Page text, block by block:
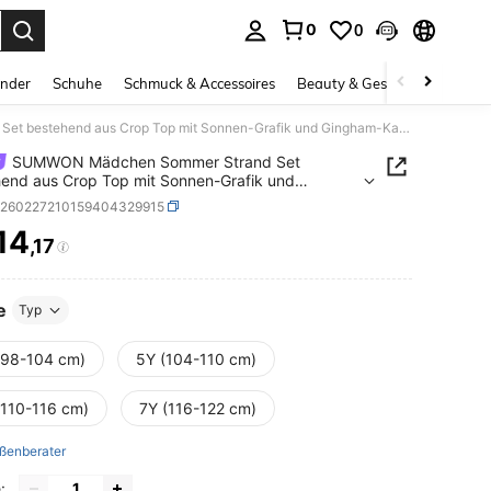
0 0
Schuhe Schmuck & Accessoires Beauty & Gesundheit
SUMWON Mädchen Sommer Strand Set bestehend aus Crop Top mit Sonnen-Grafik und Gingham-Karierter Hose mit Rüschensaum
SUMWON Mädchen Sommer Strand Set
aus Crop Top mit Sonnen-Grafik und
Karierter Hose mit Rüschensaum
AND AVAILABILITY
,17
Typ
104 cm) 5Y (104-110 cm)
116 cm) 7Y (116-122 cm)